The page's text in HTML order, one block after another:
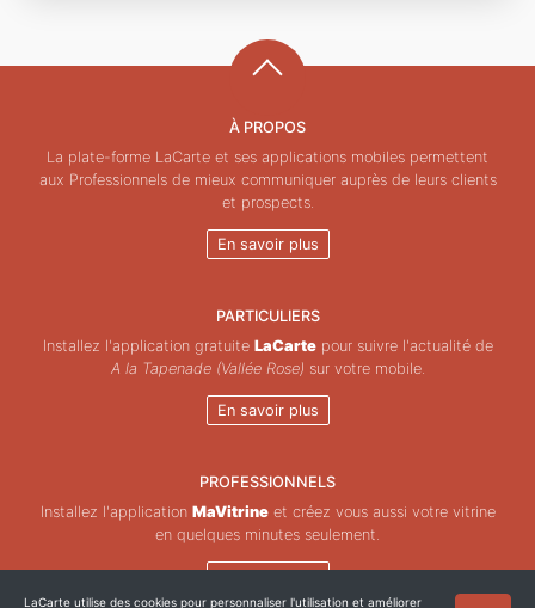
À PROPOS
La plate-forme LaCarte et ses applications mobiles permettent
aux Professionnels de mieux communiquer auprès de leurs clients
et prospects.
En savoir plus
PARTICULIERS
Installez l'application gratuite LaCartepour suivre l'actualité de
A la Tapenade (Vallée Rose) sur votre mobile.
En savoir plus
PROFESSIONNELS
Installez l'application MaVitrineet créez vous aussi votre vitrine
en quelques minutes seulement.
En savoir plus
LaCarte utilise des cookies pour personnaliser l'utilisation et améliorer